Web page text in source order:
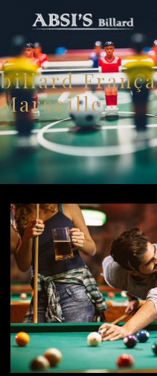
billard
Marseille